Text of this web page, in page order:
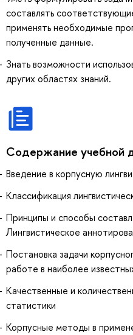
составлять
применять необходимые
полученные данные.
Знать возможности
других областях знаний.
Содержание учебной
Введение в корпусную
Классификация
Принципы и способы
Лингвистическое
Постановка задачи
работе в наиболее
Качественные и
статистики
Корпусные методы в